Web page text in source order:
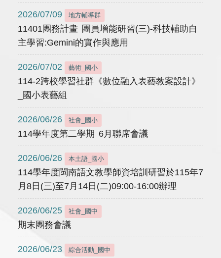
2026/07/09 地方輔導群
11401團務計畫 團員增能研習(三)-科技輔助自
主學習:Gemini的實作與應用
2026/07/02 藝術_國小
114-2跨校學習社群《數位融入表藝教案設計》
_國小表藝組
2026/06/26 社會_國小
114學年度第二學期 6月聯席會議
2026/06/26 本土語_國小
114學年度閩南語文教學師資培訓研習於115年7
月8日(三)至7月14日(二)09:00-16:00辦理
2026/06/25 社會_國中
期末團務會議
2026/06/23 綜合活動_國中